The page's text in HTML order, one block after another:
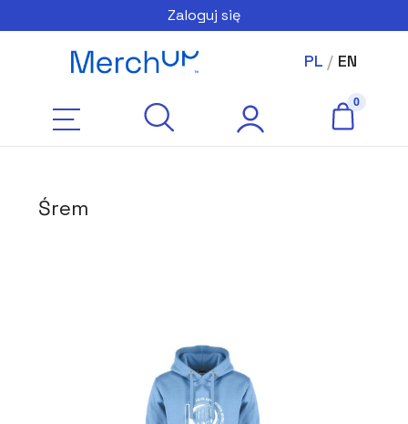
Zaloguj się
PL/ EN
Śrem